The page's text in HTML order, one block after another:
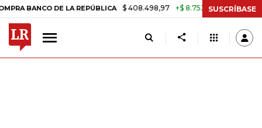
DE LA REPÚBLICA $ 408.498,97 +$ 8.753,81 +2,19% TASA DE
SUSCRÍBASE